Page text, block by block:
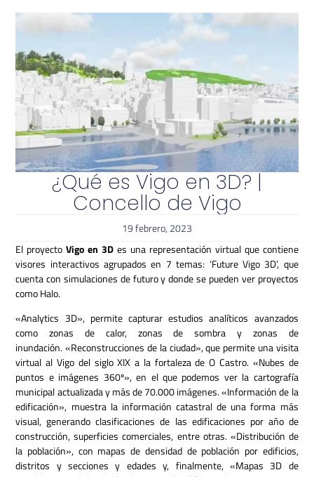
¿Qué es Vigo en 3D? |
Concello de Vigo
19 febrero, 2023
El proyecto Vigo en 3D es una representación virtual que contiene
visores interactivos agrupados en 7 temas: ‘Future Vigo 3D’, que
cuenta con simulaciones de futuro y donde se pueden ver proyectos
como Halo.
«Analytics 3D», permite capturar estudios analíticos avanzados
como zonas de calor, zonas de sombra y zonas de
inundación.«Reconstrucciones de la ciudad», que permite una visita
virtual al Vigo del siglo XIX a la fortaleza de O Castro. «Nubes de
puntos e imágenes 360º», en el que podemos ver la cartografía
municipal actualizada y más de 70.000 imágenes.«Información de la
edificación», muestra la información catastral de una forma más
visual, generando clasificaciones de las edificaciones por año de
construcción, superficies comerciales, entre otras. «Distribución de
la población», con mapas de densidad de población por edificios,
distritos y secciones y edades y, finalmente, «Mapas 3D de